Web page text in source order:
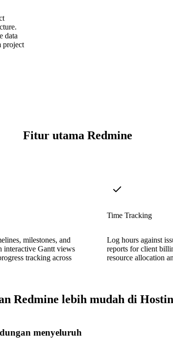
data
project
Fitur utama Redmine
milestones, and
interactive Gantt views
tracking across
Time Tracking
Log hours against
reports for client
resource allocation
Redmine lebih mudah di
menyeluruh